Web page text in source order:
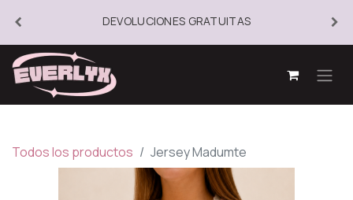
DEVOLUCIONES GRATUITAS
Todos los productos Jersey Madumte